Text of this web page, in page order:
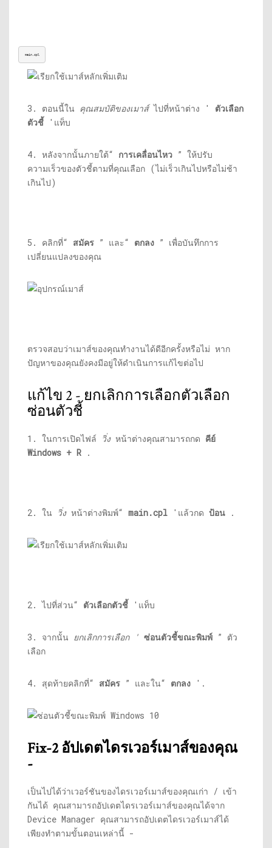
main.cpl
3. ตอนนี้ใน คุณสมบัติของเมาส์ไปที่หน้าต่าง ' ตัวเลือก
ตัวชี้ 'แท็บ
4. หลังจากนั้นภายใต้“ การเคลื่อนไหว ” ให้ปรับ
ความเร็วของตัวชี้ตามที่คุณเลือก (ไม่เร็วเกินไปหรือไม่ช้า
เกินไป)
5. คลิกที่“ สมัคร ” และ“ ตกลง ” เพื่อบันทึกการ
เปลี่ยนแปลงของคุณ
ตรวจสอบว่าเมาส์ของคุณทำงานได้ดีอีกครั้งหรือไม่ หาก
ปัญหาของคุณยังคงมีอยู่ให้ดำเนินการแก้ไขต่อไป
แก้ไข 2 - ยกเลิกการเลือกตัวเลือก
ซ่อนตัวชี้
1. ในการเปิดไฟล์ วิ่งหน้าต่างคุณสามารถกด คีย์
Windows + R .
2. ใน วิ่งหน้าต่างพิมพ์“ main.cpl 'แล้วกด ป้อน .
2. ไปที่ส่วน“ ตัวเลือกตัวชี้ 'แท็บ
3. จากนั้น ยกเลิกการเลือก ' ซ่อนตัวชี้ขณะพิมพ์ ” ตัว
เลือก
4. สุดท้ายคลิกที่“ สมัคร ” และใน“ ตกลง '.
Fix-2 อัปเดตไดรเวอร์เมาส์ของคุณ
-
เป็นไปได้ว่าเวอร์ชันของไดรเวอร์เมาส์ของคุณเก่า / เข้า
กันได้ คุณสามารถอัปเดตไดรเวอร์เมาส์ของคุณได้จาก
Device Manager คุณสามารถอัปเดตไดรเวอร์เมาส์ได้
เพียงทำตามขั้นตอนเหล่านี้ -